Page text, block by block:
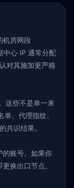
机房网段
中心 IP 通常分配
对其施加更严格
。这些不是单一来
、代理指纹、
识结果。
的账号。如果你
换出口节点。